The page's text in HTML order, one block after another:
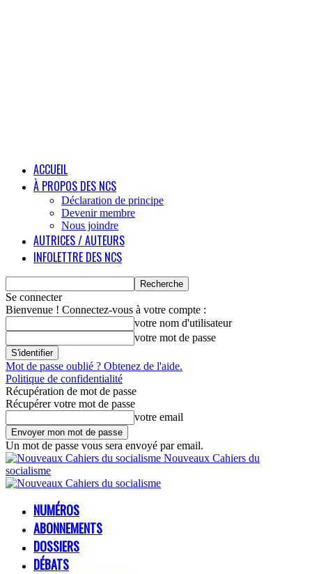
ACCUEIL
À PROPOS DES NCS
Déclaration de principe
Devenir membre
Nous joindre
AUTRICES / AUTEURS
INFOLETTRE DES NCS
Se connecter
Bienvenue ! Connectez-vous à votre compte :
votre nom d'utilisateur
votre mot de passe
Mot de passe oublié ? Obtenez de l'aide.
Politique de confidentialité
Récupération de mot de passe
Récupérer votre mot de passe
votre email
Un mot de passe vous sera envoyé par email.
Nouveaux Cahiers du
socialisme
NUMÉROS
ABONNEMENTS
DOSSIERS
DÉBATS